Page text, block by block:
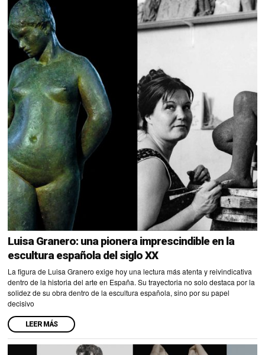
Luisa Granero: una pionera imprescindible en la
escultura española del siglo XX
La figura de Luisa Granero exige hoy una lectura más atenta y reivindicativa
dentro de la historia del arte en España. Su trayectoria no solo destaca por la
solidez de su obra dentro de la escultura española, sino por su papel
decisivo
LEER MÁS